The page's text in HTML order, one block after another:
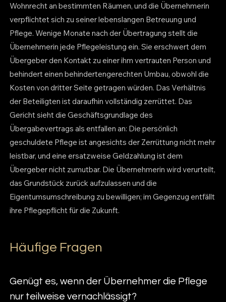
Wohnrecht an bestimmten Räumen, und die Übernehmerin
verpflichtet sich zu seiner lebenslangen Betreuung und
Pflege. Wenige Monate nach der Übertragung stellt die
Übernehmerin jede Pflegeleistung ein. Sie erschwert dem
Übergeber den Kontakt zu einer ihm vertrauten Person und
behindert einen behindertengerechten Umbau, obwohl die
Kosten von dritter Seite getragen würden. Das Verhältnis
der Beteiligten ist daraufhin vollständig zerrüttet. Das
Gericht sieht die Geschäftsgrundlage des
Übergabevertrags als entfallen an: Die persönlich
geschuldete Pflege ist angesichts der Zerrüttung nicht mehr
leistbar, und eine ersatzweise Geldzahlung ist dem
Übergeber nicht zumutbar. Die Übernehmerin wird verurteilt,
das Grundstück zurück aufzulassen und die
Eigentumsumschreibung zu bewilligen; im Gegenzug entfällt
ihre Pflegepflicht für die Zukunft.
Häufige Fragen
Genügt es, wenn der Übernehmer die Pflege
nur teilweise vernachlässigt?